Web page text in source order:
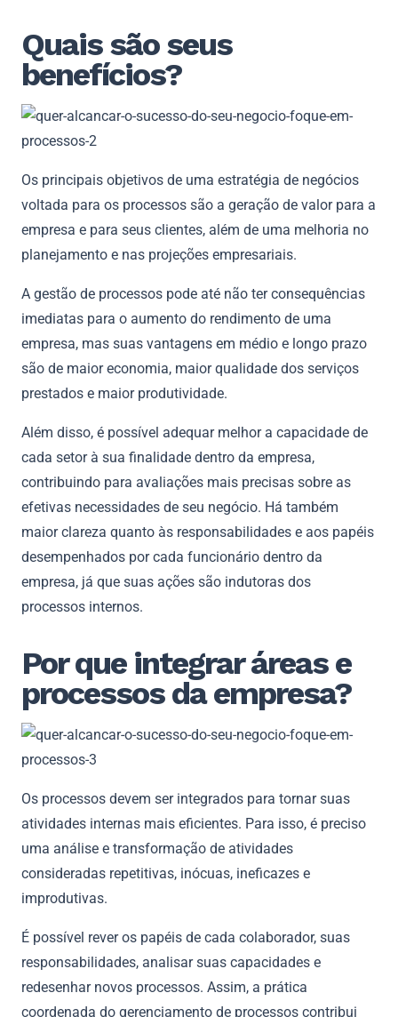
Quais são seus
benefícios?
Os principais objetivos de uma estratégia de negócios
voltada para os processos são a geração de valor para a
empresa e para seus clientes, além de uma melhoria no
planejamento e nas projeções empresariais.
A gestão de processos pode até não ter consequências
imediatas para o aumento do rendimento de uma
empresa, mas suas vantagens em médio e longo prazo
são de maior economia, maior qualidade dos serviços
prestados e maior produtividade.
Além disso, é possível adequar melhor a capacidade de
cada setor à sua finalidade dentro da empresa,
contribuindo para avaliações mais precisas sobre as
efetivas necessidades de seu negócio. Há também
maior clareza quanto às responsabilidades e aos papéis
desempenhados por cada funcionário dentro da
empresa, já que suas ações são indutoras dos
processos internos.
Por que integrar áreas e
processos da empresa?
Os processos devem ser integrados para tornar suas
atividades internas mais eficientes. Para isso, é preciso
uma análise e transformação de atividades
consideradas repetitivas, inócuas, ineficazes e
improdutivas.
É possível rever os papéis de cada colaborador, suas
responsabilidades, analisar suas capacidades e
redesenhar novos processos. Assim, a prática
coordenada do gerenciamento de processos contribui